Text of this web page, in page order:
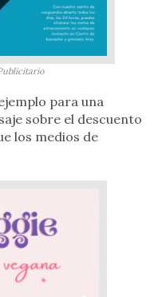
para una
sobre el descuento
los medios de